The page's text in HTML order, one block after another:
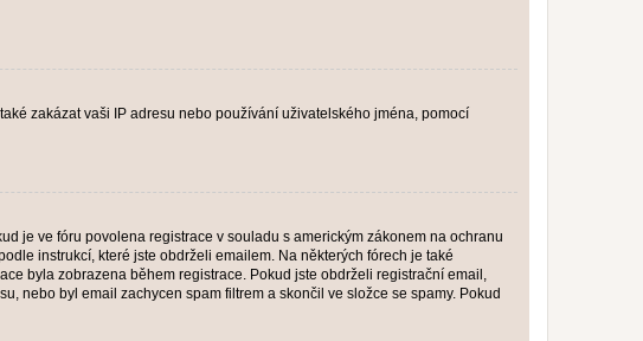
zakázat vaši IP adresu nebo používání uživatelského jména, pomocí
je ve fóru povolena registrace v souladu s americkým zákonem na ochranu
instrukcí, které jste obdrželi emailem. Na některých fórech je také
byla zobrazena během registrace. Pokud jste obdrželi registrační email,
nebo byl email zachycen spam filtrem a skončil ve složce se spamy. Pokud